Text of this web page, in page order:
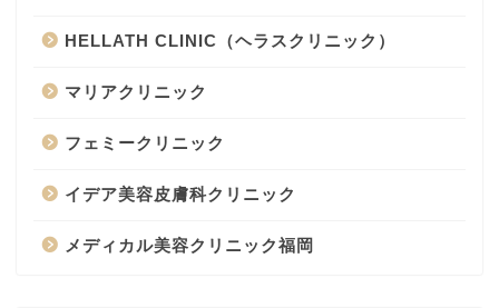
HELLATH CLINIC（ヘラスクリニック）
マリアクリニック
フェミークリニック
イデア美容皮膚科クリニック
メディカル美容クリニック福岡